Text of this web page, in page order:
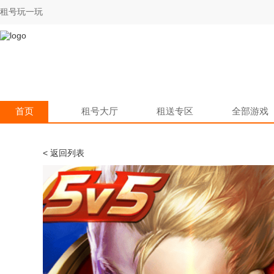
租号玩一玩
首页 租号大厅 租送专区 全部游戏
< 返回列表